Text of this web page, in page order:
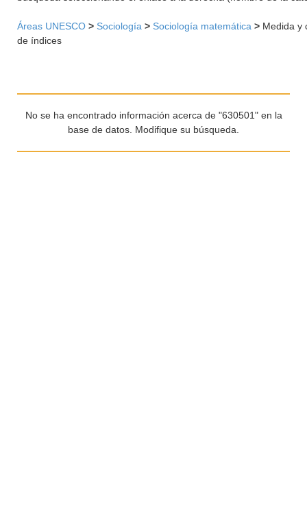
Áreas UNESCO > Sociología > Sociología matemática > Medida y
de índices
No se ha encontrado información acerca de "630501" en la
base de datos. Modifique su búsqueda.